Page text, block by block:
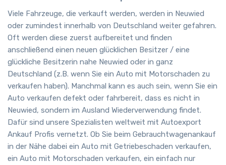
Viele Fahrzeuge, die verkauft werden, werden in Neuwied
oder zumindest innerhalb von Deutschland weiter gefahren.
Oft werden diese zuerst aufbereitet und finden
anschließend einen neuen glücklichen Besitzer / eine
glückliche Besitzerin nahe Neuwied oder in ganz
Deutschland (z.B. wenn Sie ein Auto mit Motorschaden zu
verkaufen haben). Manchmal kann es auch sein, wenn Sie ein
Auto verkaufen defekt oder fahrbereit, dass es nicht in
Neuwied, sondern im Ausland Wiederverwendung findet.
Dafür sind unsere Spezialisten weltweit mit Autoexport
Ankauf Profis vernetzt. Ob Sie beim Gebrauchtwagenankauf
in der Nähe dabei ein Auto mit Getriebeschaden verkaufen,
ein Auto mit Motorschaden verkaufen, ein einfach nur